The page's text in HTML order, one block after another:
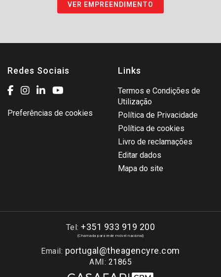
VER EMPREENDIMENTO
Redes Sociais
Preferências de cookies
Links
Termos e Condições de
Utilização
Política de Privacidade
Política de cookies
Livro de reclamações
Editar dados
Mapa do site
Tel:+351 933 919 200
(Chamada para rede móvel nacional)
Email: portugal@theagencyre.com
AMI: 21865